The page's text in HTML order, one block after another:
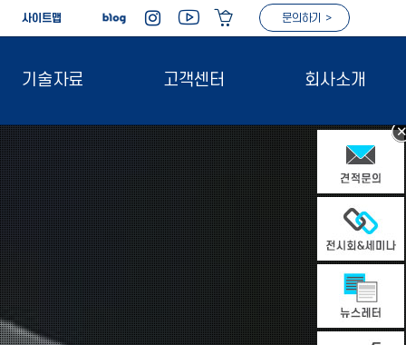
사이트맵 문의하기 >
기술자료 고객센터 회사소개